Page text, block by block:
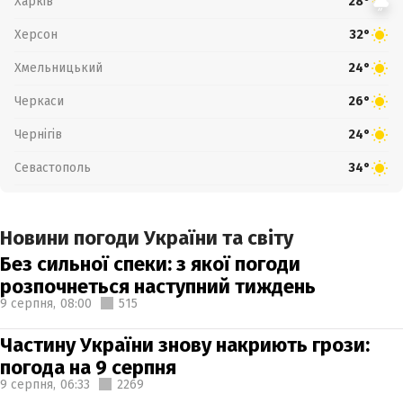
Херсон 32°
Хмельницький 24°
Черкаси 26°
Чернігів 24°
Севастополь 34°
Новини погоди України та світу
Без сильної спеки: з якої погоди
розпочнеться наступний тиждень
9 серпня, 08:00 515
Частину України знову накриють грози:
погода на 9 серпня
9 серпня, 06:33 2269